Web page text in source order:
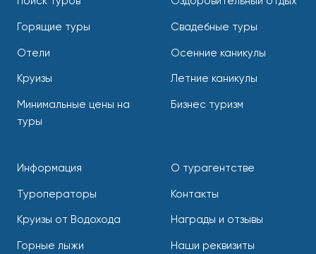
Горящие туры
Отели
Круизы
Минимальные цены на
туры
Свадебные туры
Осенние каникулы
Летние каникулы
Бизнес туризм
Информация
Туроператоры
Круизы от Водохода
Горные лыжи
О турагентстве
Контакты
Награды и отзывы
Наши реквизиты